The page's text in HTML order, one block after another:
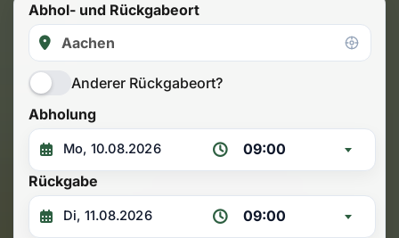
Abhol- und Rückgabeort
Anderer Rückgabeort?
Abholung
09:00
Rückgabe
09:00